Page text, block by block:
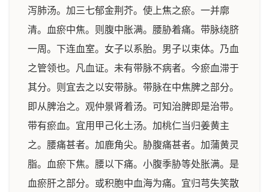
泻肺汤。加三七郁金荆芥。使上焦之瘀。一并廓
清。血瘀中焦。则腹中胀满。腰胁着痛。带脉绕脐
一周。下连血室。女子以系胎。男子以束体。乃血
之管领也。凡血证。未有带脉不病者。今瘀血滞于
其分。则宜去之以安带脉。带脉在中焦脾之部分。
即从脾治之。观仲景肾着汤。可知治脾即是治带。
带有瘀血。宜用甲己化土汤。加桃仁当归姜黄主
之。腰痛甚者。加鹿角尖。胁腹痛甚者。加蒲黄灵
脂。血瘀下焦。腰以下痛。小腹季胁等处胀满。是
血瘀肝之部分。或积胞中血海为痛。宜归芎失笑散